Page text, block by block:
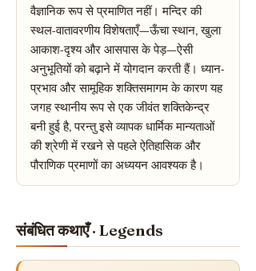
वैज्ञानिक रूप से प्रमाणित नहीं। मन्दिर की
स्थल-वातावरणीय विशेषताएँ—ऊँचा स्थान, खुला
आकाश-दृश्य और आसपास के पेड़—ऐसी
अनुभूतियों को बढ़ाने में योगदान करती हैं। ध्यान-
प्रभाव और सामूहिक शक्तिसमागम के कारण यह
जगह स्थानीय रूप से एक जीवंत शक्तिकेन्द्र
बनी हुई है, परन्तु इसे व्यापक धार्मिक मान्यताओं
की श्रेणी में रखने से पहले ऐतिहासिक और
पौराणिक प्रमाणों का अध्ययन आवश्यक है।
संबंधित कथाएँ · Legends